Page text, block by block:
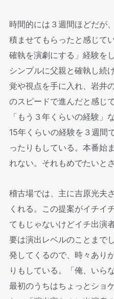
時間的には３週間ほどだが
積ませてもらったと感じて
確執を演劇にする」経験を
シンプルに父親と確執し続
覚や視点を手に入れ、岩井
のスピードで進んだと感じ
「もう３年くらいの経験」
15年くらいの経験を３週間
ったりもしている。本番始
れない。それもめでたいと
稽古場では、主に吉原光夫
くれる。この提案がイチイ
てもじゃないけどイチ出演
要は演出レベルのことまで
発してくるので、時々あり
りもしている。「俺、いら
最初のうちはちょっとショ